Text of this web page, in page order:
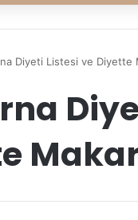
yap
Diyeti Listesi ve Diyette